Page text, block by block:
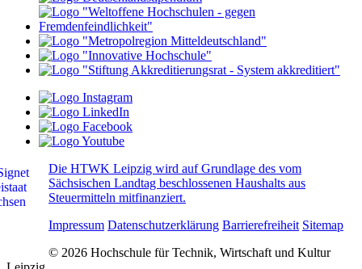
Die HTWK Leipzig wird auf Grundlage des vom
Sächsischen Landtag beschlossenen Haushalts aus
Steuermitteln mitfinanziert.
Impressum Datenschutzerklärung Barrierefreiheit Sitemap
© 2026 Hochschule für Technik, Wirtschaft und Kultur